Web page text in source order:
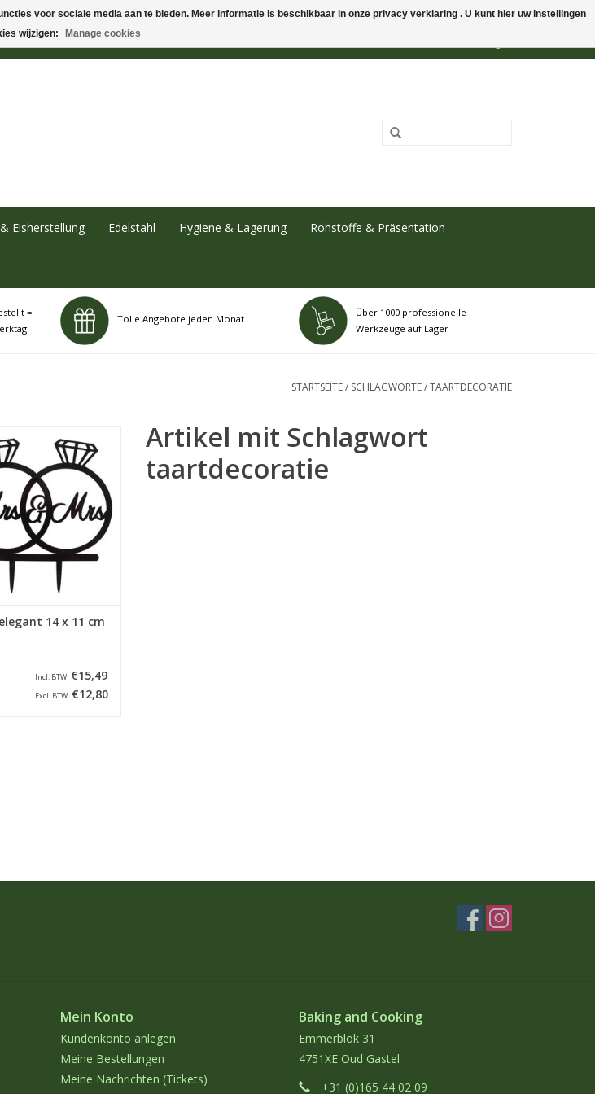
Eisherstellung Edelstahl Hygiene & Lagerung Rohstoffe & Präsentation
=
Tolle Angebote jeden Monat
Über 1000 professionelle
Werkzeuge auf Lager
STARTSEITE/ SCHLAGWORTE/TAARTDECORATIE
neueste Trend in
Dekoration!
HINZUFÜGEN
14 x 11 cm
Incl. BTW €15,49
Excl. BTW €12,80
Artikel mit Schlagwort
taartdecoratie
Mein Konto
Kundenkonto anlegen
Meine Bestellungen
Meine Nachrichten (Tickets)
Baking and Cooking
Emmerblok 31
4751XE Oud Gastel
+31 (0)165 44 02 09
voor sociale media aan te bieden. Meer informatie is beschikbaar in onze privacy verklaring . U kunt hier uw instellingen
wijzigen:
Manage cookies